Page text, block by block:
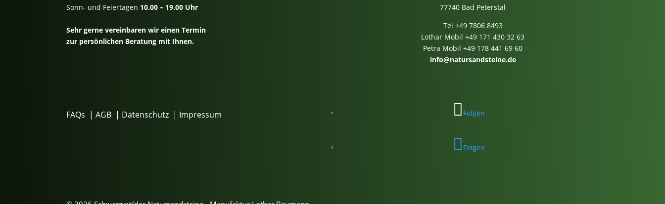
Sonn- und Feiertagen 10.00 – 19.00 Uhr
Sehr gerne vereinbaren wir einen Termin
zur persönlichen Beratung mit Ihnen.
77740 Bad Peterstal
Tel +49 7806 8493
Lothar Mobil+49 171 430 32 63
Petra Mobil+49 178 441 69 60
info@natursandsteine.de
FAQs |AGB | Datenschutz | Impressum Folgen
Folgen